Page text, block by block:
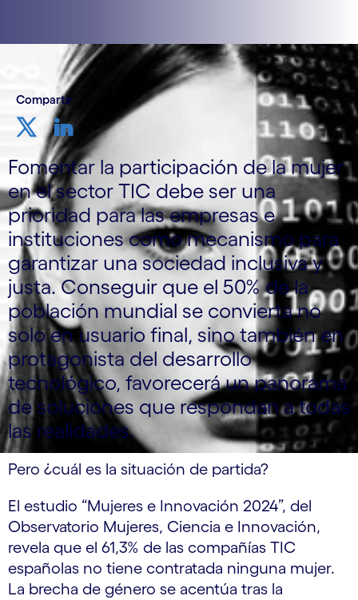
Compartir
Fomentar la participación de la mujer
en el sector TIC debe ser una
prioridad para las empresas e
instituciones como mecanismo para
garantizar una sociedad inclusiva y
justa. Conseguir que el 50% de la
población mundial se convierta no
solo en usuario final, sino también en
protagonista del desarrollo
tecnológico, favorecerá un panorama
de soluciones que respondan a todas
las realidades.
Pero ¿cuál es la situación de partida?
El estudio “Mujeres e Innovación 2024”, del
Observatorio Mujeres, Ciencia e Innovación,
revela que el 61,3% de las compañías TIC
españolas no tiene contratada ninguna mujer.
La brecha de género se acentúa tras la